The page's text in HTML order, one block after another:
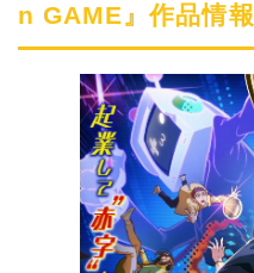
n GAME』作品情報